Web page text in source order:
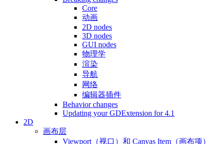
Core
动画
2D nodes
3D nodes
GUI nodes
物理学
渲染
导航
网络
编辑器插件
Behavior changes
Updating your GDExtension for 4.1
2D
画布层
Viewport（视口）和 Canvas Item（画布项）